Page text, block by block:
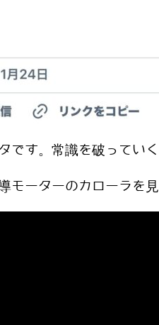
です。常識を破っていく
モーターのカローラを見